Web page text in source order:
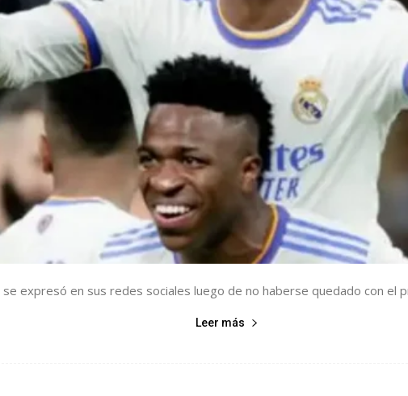
expresó en sus redes sociales luego de no haberse quedado con el
Leer más